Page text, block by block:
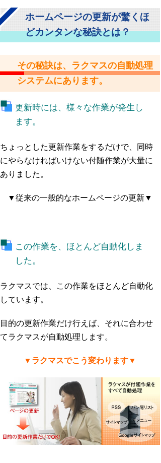
ホームページの更新が驚くほ
どカンタンな秘訣とは？
その秘訣は、ラクマスの自動処理
システムにあります。
更新時には、様々な作業が発生し
ます。
ちょっとした更新作業をするだけで、同時
にやらなければいけない付随作業が大量に
ありました。
▼従来の一般的なホームページの更新▼
この作業を、ほとんど自動化しま
した。
ラクマスでは、この作業をほとんど自動化
しています。
目的の更新作業だけ行えば、それに合わせ
てラクマスが自動処理します。
▼ラクマスでこう変わります▼